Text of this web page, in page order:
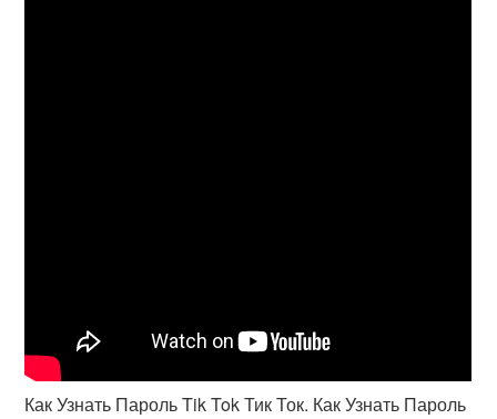
Как Узнать Пароль Tik Tok Тик Ток. Как Узнать Пароль